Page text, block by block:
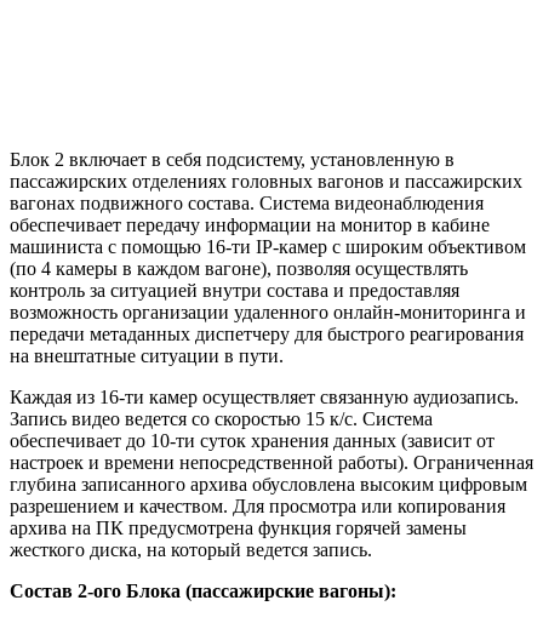
Блок 2 включает в себя подсистему, установленную в
пассажирских отделениях головных вагонов и пассажирских
вагонах подвижного состава. Система видеонаблюдения
обеспечивает передачу информации на монитор в кабине
машиниста с помощью 16-ти IP-камер с широким объективом
(по 4 камеры в каждом вагоне), позволяя осуществлять
контроль за ситуацией внутри состава и предоставляя
возможность организации удаленного онлайн-мониторинга и
передачи метаданных диспетчеру для быстрого реагирования
на внештатные ситуации в пути.
Каждая из 16-ти камер осуществляет связанную аудиозапись.
Запись видео ведется со скоростью 15 к/с. Система
обеспечивает до 10-ти суток хранения данных (зависит от
настроек и времени непосредственной работы). Ограниченная
глубина записанного архива обусловлена высоким цифровым
разрешением и качеством. Для просмотра или копирования
архива на ПК предусмотрена функция горячей замены
жесткого диска, на который ведется запись.
Состав 2-ого Блока (пассажирские вагоны):